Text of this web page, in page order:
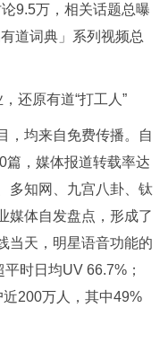
9.5万，相关话题总曝
道词典」系列视频总
还原有道“打工人”
，均来自免费传播。自
篇，媒体报道转载率达
多知网、九宫八卦、钛
媒体自发盘点，形成了
当天，明星语音功能的
时日均UV 66.7%；
近200万人，其中49%